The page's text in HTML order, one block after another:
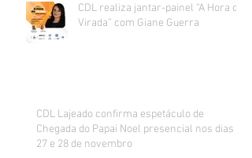
CDL realiza jantar-painel “A Hora da
Virada” com Giane Guerra
CDL Lajeado confirma espetáculo de
Chegada do Papai Noel presencial nos dias
27 e 28 de novembro